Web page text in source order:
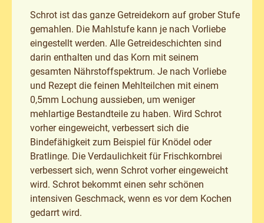
Schrot ist das ganze Getreidekorn auf grober Stufe
gemahlen. Die Mahlstufe kann je nach Vorliebe
eingestellt werden. Alle Getreideschichten sind
darin enthalten und das Korn mit seinem
gesamten Nährstoffspektrum. Je nach Vorliebe
und Rezept die feinen Mehlteilchen mit einem
0,5mm Lochung aussieben, um weniger
mehlartige Bestandteile zu haben. Wird Schrot
vorher eingeweicht, verbessert sich die
Bindefähigkeit zum Beispiel für Knödel oder
Bratlinge. Die Verdaulichkeit für Frischkornbrei
verbessert sich, wenn Schrot vorher eingeweicht
wird. Schrot bekommt einen sehr schönen
intensiven Geschmack, wenn es vor dem Kochen
gedarrt wird.